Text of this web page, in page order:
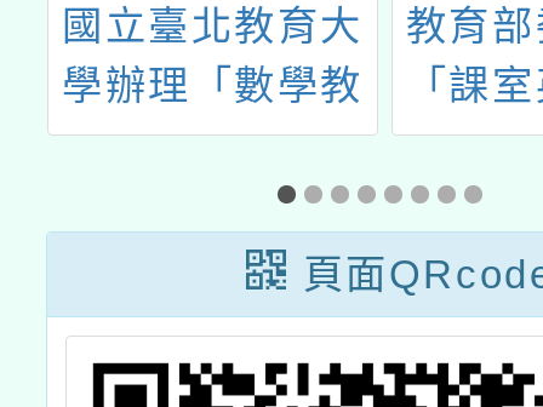
國立臺北教育大
學辦理「數學教
學魔法師」教師
研習系列工作坊
教育
「課
力—雙
上研
頁面